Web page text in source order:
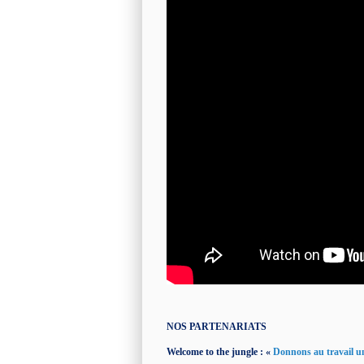
NOS PARTENARIATS
Welcome to the jungle : « Donnons au travail